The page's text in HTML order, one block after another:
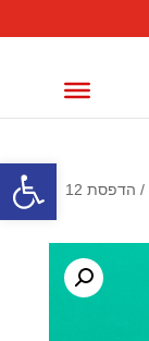
פתח
/ הדפסת 12